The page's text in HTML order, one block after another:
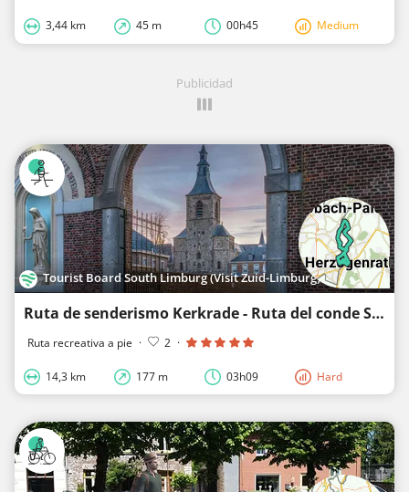
3,44 km 45 m 00h45 Medium
Publicidad
Tourist Board South Limburg (Visit Zuid-Limburg)
Ruta de senderismo Kerkrade - Ruta del conde Saffenberg
Ruta recreativa a pie · 2 ·
14,3 km 177 m 03h09 Hard